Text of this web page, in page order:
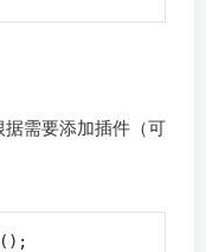
据需要添加插件（可
();